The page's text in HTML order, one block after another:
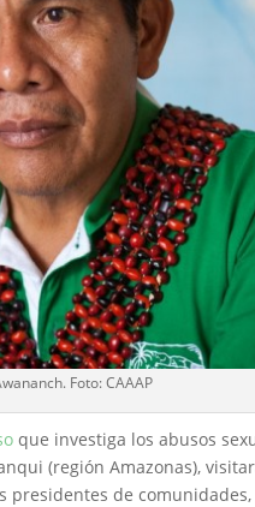
Foto: CAAAP
que investiga los abusos
(región Amazonas),
de